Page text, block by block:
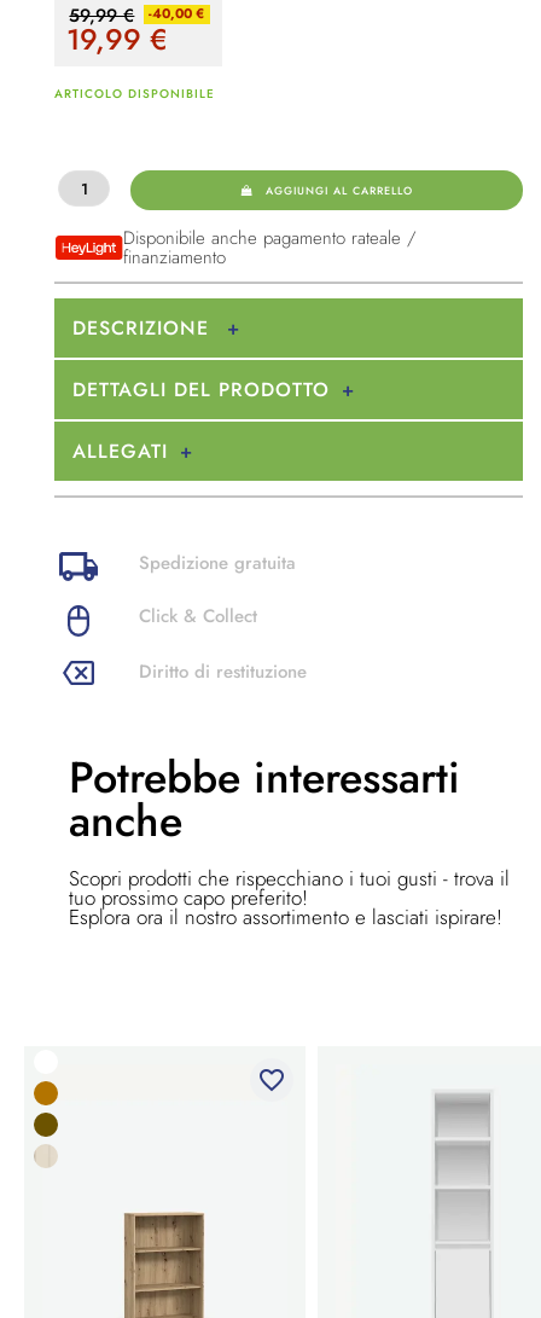
59,99 € -40,00 €
19,99€
ARTICOLO DISPONIBILE
AGGIUNGI AL CARRELLO
Disponibile anche pagamento rateale /
finanziamento
DESCRIZIONE
DETTAGLI DEL PRODOTTO
ALLEGATI
Spedizione gratuita
Click & Collect
Diritto di restituzione
Potrebbe interessarti
anche
Scopri prodotti che rispecchiano i tuoi gusti - trova il
tuo prossimo capo preferito!
Esplora ora il nostro assortimento e lasciati ispirare!
favorite_border